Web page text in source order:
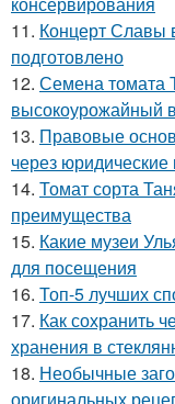
11. Концерт Славы
подготовлено
12. Семена томата
высокоурожайный
13. Правовые
через
14. Томат сорта
преимущества
15. Какие музеи
для посещения
16. Топ-5 лучших
17. Как сохранить
хранения в
18. Необычные